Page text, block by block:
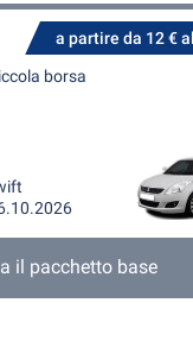
a partire da 12 €
borsa
il pacchetto base